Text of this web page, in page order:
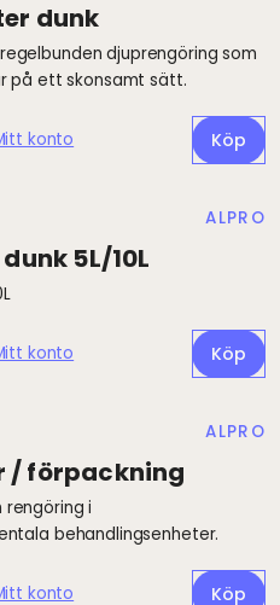
dunk
djuprengöring som
på ett skonsamt sätt.
konto Köp
ALPRO
5L/10L
konto Köp
ALPRO
/ förpackning
rengöring i
behandlingsenheter.
konto Köp